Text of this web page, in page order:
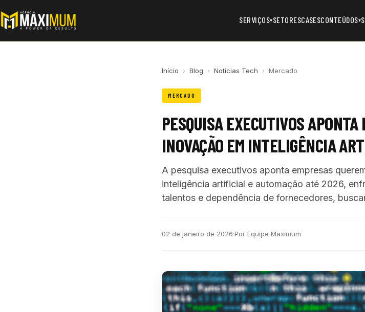
SERVIÇOS▾SETORESCASESCONTEÚDOS▾
Início › Blog › Notícias Tech › Mercado
MERCADO
PESQUISA EXECUTIVOS APONTA
INOVAÇÃO EM INTELIGÊNCIA
A pesquisa executivos aponta empresas
inteligência artificial e automação até 2026,
talentos e dependência de fornecedores,
02 de janeiro de 2026·Por Equipe Maximum